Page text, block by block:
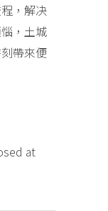
，解决
，土城
帶來便
at